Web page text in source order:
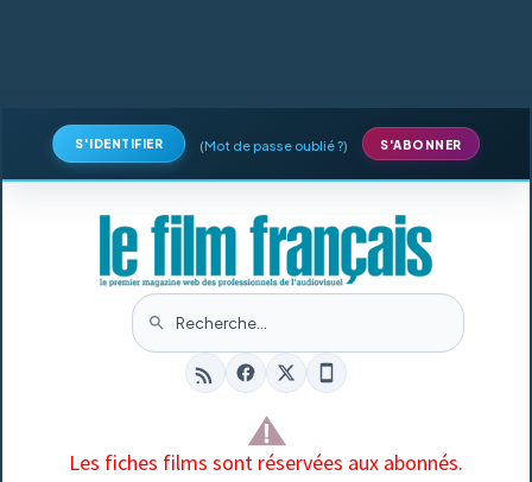
S'IDENTIFIER (Mot de passe oublié ?) S'ABONNER
Les fiches films sont réservées aux abonnés.